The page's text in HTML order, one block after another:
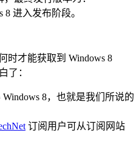
8 进入发布阶段。
才能获取到 Windows 8
了：
8，也就是我们所说的
订阅用户可从订阅网站